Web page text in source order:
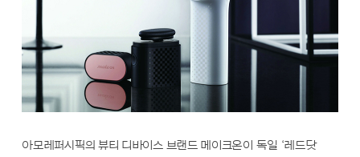
아모레퍼시픽의 뷰티 디바이스 브랜드 메이크온이 독일 ‘레드닷